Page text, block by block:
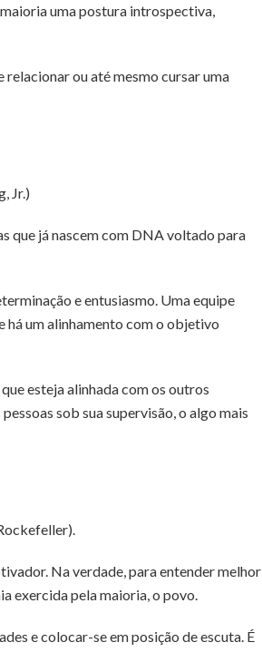
uma postura introspectiva,
relacionar ou até mesmo cursar uma
Jr.)
que já nascem com DNA voltado para
e entusiasmo. Uma equipe
há um alinhamento com o objetivo
esteja alinhada com os outros
sob sua supervisão, o algo mais
Na verdade, para entender melhor
exercida pela maioria, o povo.
e colocar-se em posição de escuta. É